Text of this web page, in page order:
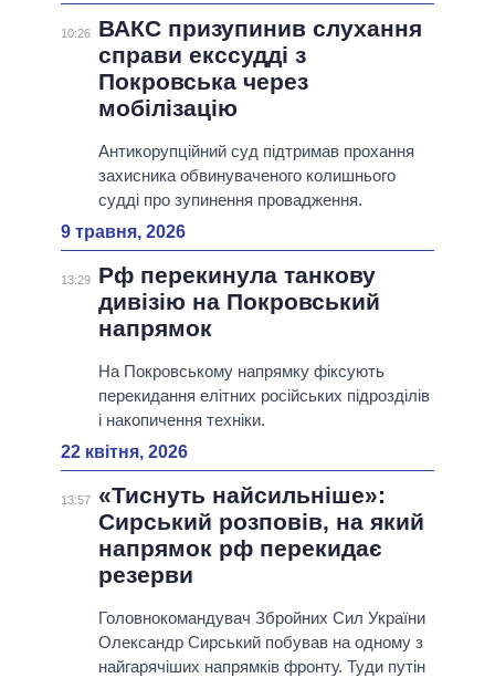
10:26
ВАКС призупинив слухання
справи екссудді з
Покровська через
мобілізацію
Антикорупційний суд підтримав прохання
захисника обвинуваченого колишнього
судді про зупинення провадження.
9 травня, 2026
13:29
Рф перекинула танкову
дивізію на Покровський
напрямок
На Покровському напрямку фіксують
перекидання елітних російських підрозділів
і накопичення техніки.
22 квітня, 2026
13:57
«Тиснуть найсильніше»:
Сирський розповів, на який
напрямок рф перекидає
резерви
Головнокомандувач Збройних Сил України
Олександр Сирський побував на одному з
найгарячіших напрямків фронту. Туди путін